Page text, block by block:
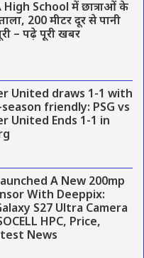
School में छात्राओं के
200 मीटर दूर से पानी
– पढ़े पूरी खबर
United draws 1-1 with
friendly: PSG vs
United Ends 1-1 in
A New 200mp
With Deeppix:
S27 Ultra Camera
HPC, Price,
News